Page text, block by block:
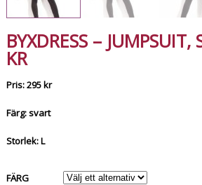
BYXDRESS – JUMPSUIT,
KR
Pris: 295 kr
Färg: svart
Storlek: L
FÄRG